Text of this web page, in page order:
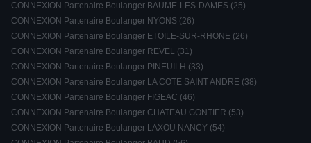
CONNEXION Partenaire Boulanger BAUME-LES-DAMES (25)
CONNEXION Partenaire Boulanger NYONS (26)
CONNEXION Partenaire Boulanger ETOILE-SUR-RHONE (26)
CONNEXION Partenaire Boulanger REVEL (31)
CONNEXION Partenaire Boulanger PINEUILH (33)
CONNEXION Partenaire Boulanger LA COTE SAINT ANDRE (38)
CONNEXION Partenaire Boulanger FIGEAC (46)
CONNEXION Partenaire Boulanger CHATEAU GONTIER (53)
CONNEXION Partenaire Boulanger LAXOU NANCY (54)